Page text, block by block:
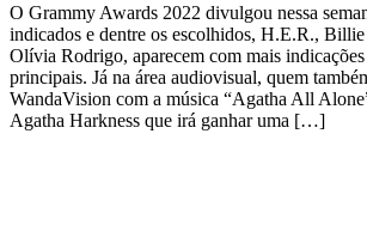
O Grammy Awards 2022 divulgou nessa
indicados e dentre os escolhidos, H.E.R.,
Olívia Rodrigo, aparecem com mais indicações
principais. Já na área audiovisual, quem
WandaVision com a música “Agatha All
Agatha Harkness que irá ganhar uma […]